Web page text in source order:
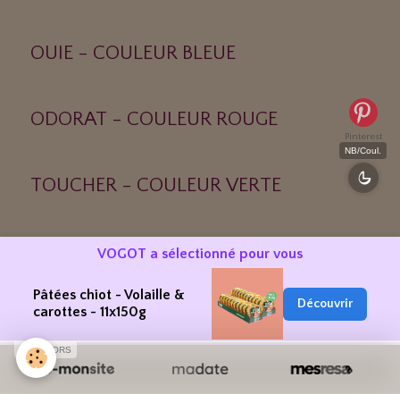
OUIE - COULEUR BLEUE
ODORAT - COULEUR ROUGE
TOUCHER - COULEUR VERTE
GOUT - COULEUR ORANGE
Pinterest
NB/Coul.
VOGOT a sélectionné pour vous
Pâtées chiot - Volaille &
carottes - 11x150g
Découvrir
SPONSORS